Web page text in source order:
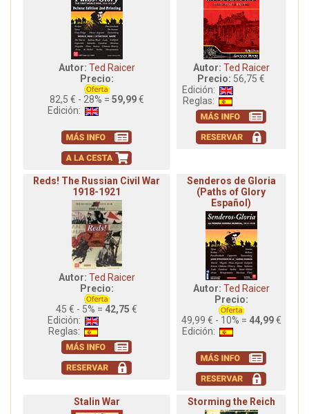
Autor: Ted Raicer
Precio:
82,5 € - 28% = 59,99€
Edición:
Autor: Ted Raicer
Precio: 56,75 €
Edición:
Reglas:
Reds! The Russian Civil War
1918-1921
Autor: Ted Raicer
Precio:
45 € - 5% = 42,75 €
Edición:
Reglas:
Senderos de Gloria
(Paths of Glory
Español)
Autor: Ted Raicer
Precio:
49,99 € - 10% = 44,99€
Edición:
Stalin War Storming the Reich